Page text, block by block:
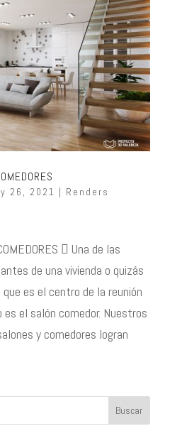
26, 2021 | Renders
 Una de las
de una vivienda o quizás
es el centro de la reunión
el salón comedor. Nuestros
y comedores logran